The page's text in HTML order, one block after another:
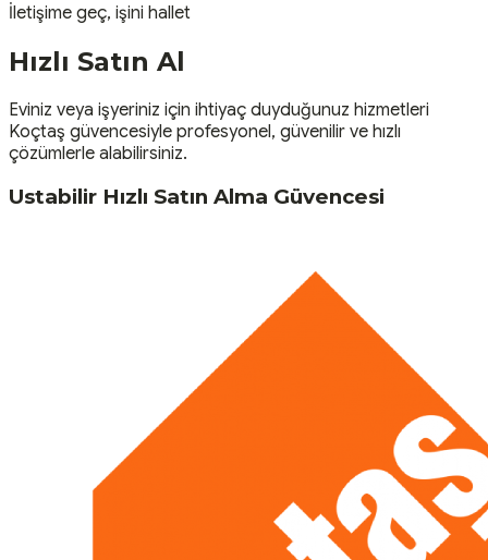
İletişime geç, işini hallet
Hızlı Satın Al
Eviniz veya işyeriniz için ihtiyaç duyduğunuz hizmetleri
Koçtaş güvencesiyle profesyonel, güvenilir ve hızlı
çözümlerle alabilirsiniz.
Ustabilir Hızlı Satın Alma Güvencesi